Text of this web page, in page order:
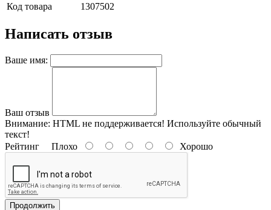
Код товара
1307502
Написать отзыв
Ваше имя:
Ваш отзыв
Внимание: HTML не поддерживается! Используйте обычный
текст!
Рейтинг Плохо Хорошо
Продолжить